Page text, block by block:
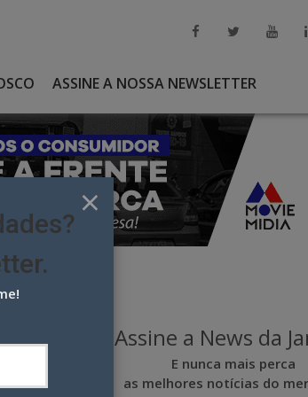
ASSINE A NOSSA NEWSLETTER
REDE
Assine a News da
E nunca mais perca
as melhores notícias do
×